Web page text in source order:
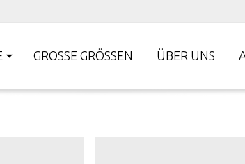
GROSSE GRÖSSEN ÜBER UNS